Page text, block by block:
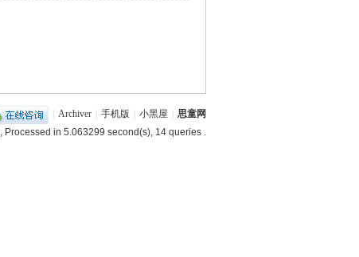
Archiver 手机版 小黑屋
思童网
, Processed in 5.063299 second(s), 14 queries .